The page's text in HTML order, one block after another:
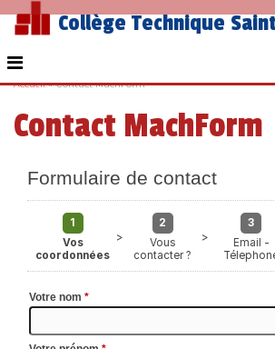
Collège Technique
Accueil»Contact MachForm
Contact MachForm